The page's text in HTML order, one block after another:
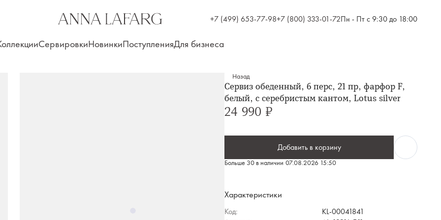
+7 (499) 653-77-98+7 (800) 333-01-72Пн - Пт с 9:30 до 18:00
СервировкиНовинкиПоступленияДля бизнеса
Назад
Сервиз обеденный, 6 перс, 21 пр, фарфор F,
белый, с серебристым кантом, Lotus silver
24 990 ₽
Больше 30 в наличии 07.08.2026 15:50
Добавить в корзину
Характеристики
Код:
KL-00041841